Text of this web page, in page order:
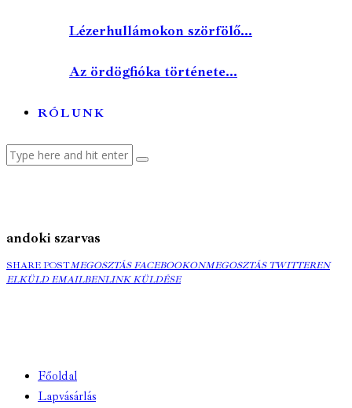
Lézerhullámokon szörfölő...
Az ördögfióka története...
RÓLUNK
andoki szarvas
SHARE POSTMEGOSZTÁS
FACEBOOKON
MEGOSZTÁS FACEBOOKONMEGOSZTÁS
MEGOSZTÁS TWITTEREN
ELKÜLD EMAILBENCOPY
LINK KÜLDÉSE
Főoldal
Lapvásárlás